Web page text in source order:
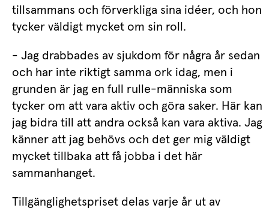
tillsammans och förverkliga sina idéer, och hon
tycker väldigt mycket om sin roll.
- Jag drabbades av sjukdom för några år sedan
och har inte riktigt samma ork idag, men i
grunden är jag en full rulle-människa som
tycker om att vara aktiv och göra saker. Här kan
jag bidra till att andra också kan vara aktiva. Jag
känner att jag behövs och det ger mig väldigt
mycket tillbaka att få jobba i det här
sammanhanget.
Tillgänglighetspriset delas varje år ut av